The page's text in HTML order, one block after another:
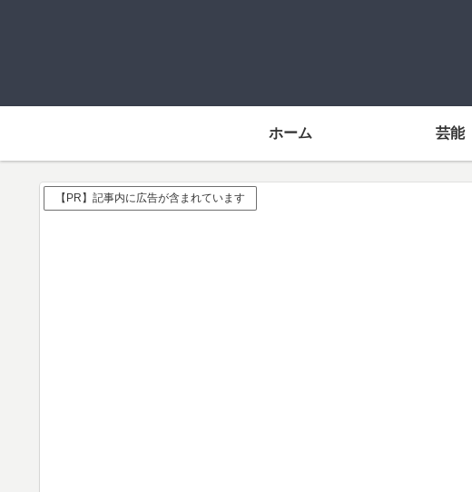
ホーム 芸能
【PR】記事内に広告が含まれています